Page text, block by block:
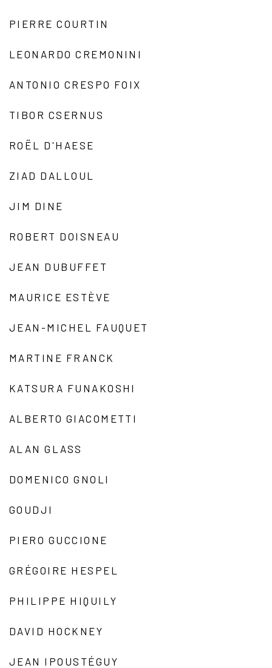
PIERRE COURTIN
LEONARDO CREMONINI
ANTONIO CRESPO FOIX
TIBOR CSERNUS
ROËL D'HAESE
ZIAD DALLOUL
JIM DINE
ROBERT DOISNEAU
JEAN DUBUFFET
MAURICE ESTÈVE
JEAN-MICHEL FAUQUET
MARTINE FRANCK
KATSURA FUNAKOSHI
ALBERTO GIACOMETTI
ALAN GLASS
DOMENICO GNOLI
GOUDJI
PIERO GUCCIONE
GRÉGOIRE HESPEL
PHILIPPE HIQUILY
DAVID HOCKNEY
JEAN IPOUSTÉGUY